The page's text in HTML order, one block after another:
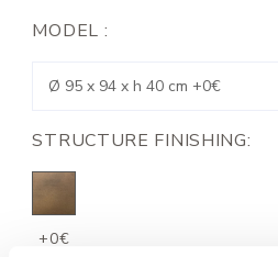
MODEL :
STRUCTURE FINISHING:
+0€